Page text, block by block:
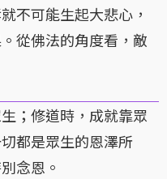
不可能生起大悲心，
從佛法的角度看，敵
；修道時，成就靠眾
都是眾生的恩澤所
念恩。